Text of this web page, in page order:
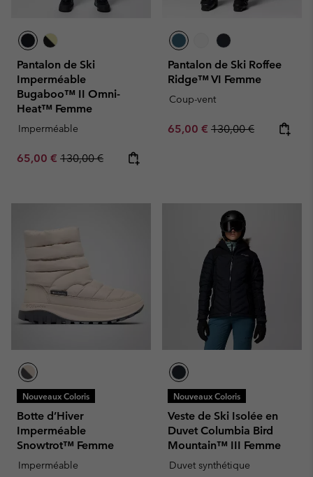
Pantalon de Ski
Imperméable
Bugaboo™ II Omni-
Heat™ Femme
Imperméable
Sale price:
65,00 € Regular price:
130,00 €
Pantalon de Ski Roffee
Ridge™ VI Femme
Coup-vent
Sale price:
65,00 € Regular price:
130,00 €
Nouveaux Coloris
Botte d’Hiver
Imperméable
Snowtrot™ Femme
Imperméable
Nouveaux Coloris
Veste de Ski Isolée en
Duvet Columbia Bird
Mountain™ III Femme
Duvet synthétique